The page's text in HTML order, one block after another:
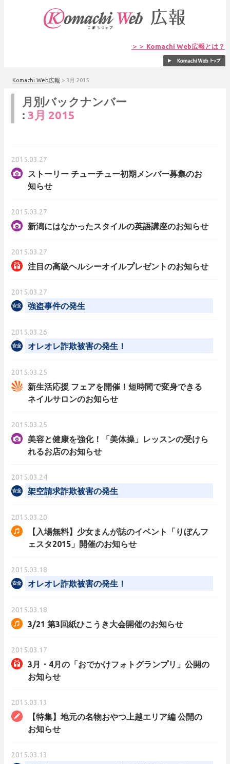
＞＞ Komachi Web広報とは？
Komachi Web広報 > 3月 2015
月別バックナンバー
: 3月 2015
2015.03.27
ストーリー チューチュー初期メンバー募集のお
知らせ
2015.03.27
新潟にはなかったスタイルの英語講座のお知らせ
2015.03.27
注目の高級ヘルシーオイルプレゼントのお知らせ
2015.03.27
強盗事件の発生
2015.03.26
オレオレ詐欺被害の発生！
2015.03.25
新生活応援 フェアを開催！短時間で変身できる
ネイルサロンのお知らせ
2015.03.25
美容と健康を強化！「美体操」レッスンの受けら
れるお店のお知らせ
2015.03.24
架空請求詐欺被害の発生
2015.03.20
【入場無料】少女まんが誌のイベント「りぼんフ
ェスタ2015」開催のお知らせ
2015.03.18
オレオレ詐欺被害の発生！
2015.03.18
3/21 第3回紙ひこうき大会開催のお知らせ
2015.03.17
3月・4月の「おでかけフォトグランプリ」公開の
お知らせ
2015.03.13
【特集】地元の名物おやつ上越エリア編 公開の
お知らせ
2015.03.13